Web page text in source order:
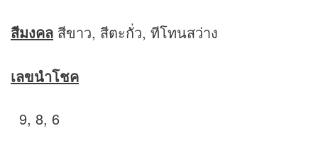
สีมงคล สีขาว, สีตะกั่ว, ทีโทนสว่าง
เลขนำโชค
9, 8, 6